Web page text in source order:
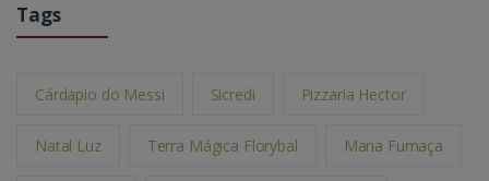
Tags
Cárdapio do Messi Sicredi Pizzaria Hector
Natal Luz Terra Mágica Florybal Maria Fumaça